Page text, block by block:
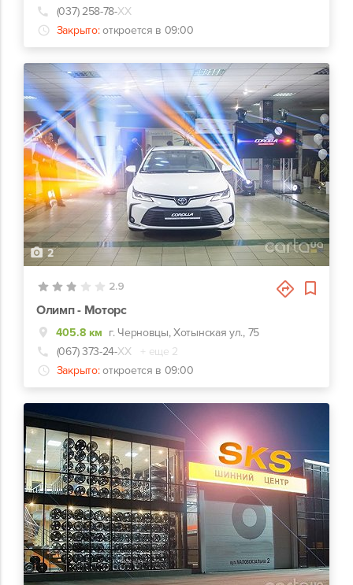
(037) 258-78-ХХ
Закрыто: откроется в 09:00
2
2.9
Олимп - Моторс
405.8 км г. Черновцы, Хотынская ул., 75
(067) 373-24-ХХ
+ еще 2
Закрыто: откроется в 09:00